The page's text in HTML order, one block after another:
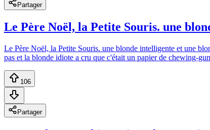
Partager
Le Père Noël, la Petite Souris. une
Le Père Noël, la Petite Souris. une blonde intelligente et une
pas et la blonde idiote a cru que c'était un papier de chewing-
106
Partager